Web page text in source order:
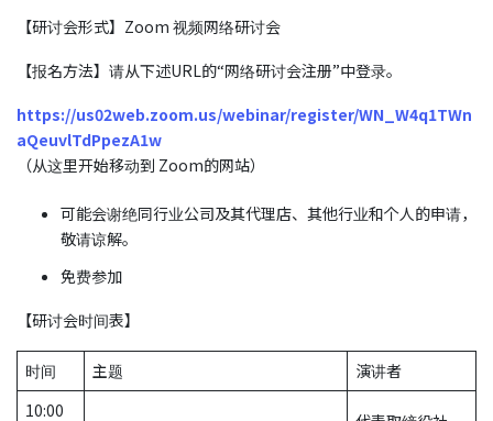
【研讨会形式】Zoom 视频网络研讨会
【报名方法】请从下述URL的“网络研讨会注册”中登录。
https://us02web.zoom.us/webinar/register/WN_W4q1TWn
aQeuvlTdPpezA1w
（从这里开始移动到 Zoom的网站）
可能会谢绝同行业公司及其代理店、其他行业和个人的申请，
敬请谅解。
免费参加
【研讨会时间表】
时间 主题
演讲者
10:00